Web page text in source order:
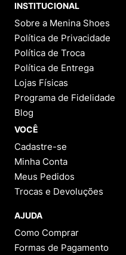
INSTITUCIONAL
Sobre a Menina Shoes
Política de Privacidade
Política de Troca
Política de Entrega
Lojas Físicas
Programa de Fidelidade
Blog
VOCÊ
Cadastre-se
Minha Conta
Meus Pedidos
Trocas e Devoluções
AJUDA
Como Comprar
Formas de Pagamento